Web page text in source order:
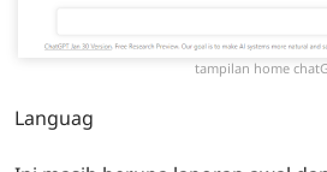
tampilan home
Languag